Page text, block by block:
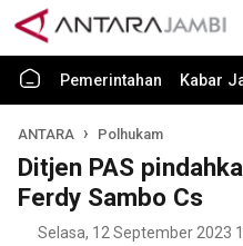
Pemerintahan Kabar
ANTARA Polhukam
Ditjen PAS
Ferdy Sambo Cs
Selasa, 12 September 2023